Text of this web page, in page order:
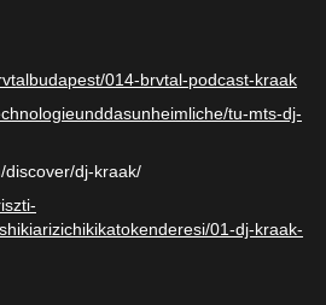
014-brvtal-podcast-kraak
tu-mts-dj-
discover/dj-kraak/
01-dj-kraak-